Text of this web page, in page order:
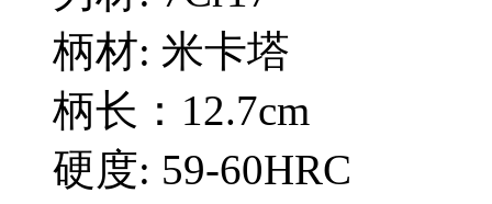
柄材: 米卡塔
柄长：12.7cm
硬度: 59-60HRC